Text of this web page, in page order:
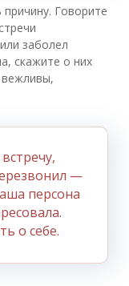
Говорите
заболел
скажите о них
—
персона
о себе.